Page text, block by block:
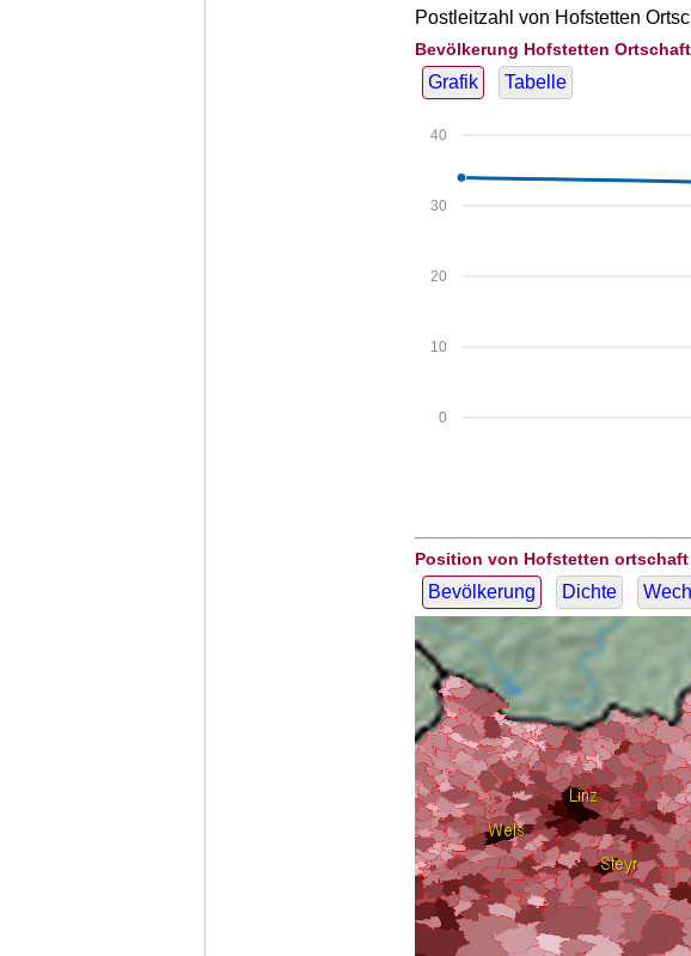
Postleitzahl von Hofstetten
Bevölkerung Hofstetten
Grafik Tabelle
0
10
20
30
40
Position von Hofstetten ortschaft
Bevölkerung Dichte